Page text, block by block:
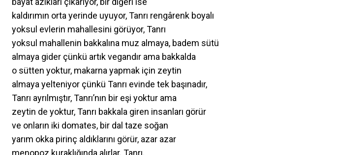
kaldırımın orta yerinde uyuyor, Tanrı rengârenk boyalı
yoksul evlerin mahallesini görüyor, Tanrı
yoksul mahallenin bakkalına muz almaya, badem sütü
almaya gider çünkü artık vegandır ama bakkalda
o sütten yoktur, makarna yapmak için zeytin
almaya yelteniyor çünkü Tanrı evinde tek başınadır,
Tanrı ayrılmıştır, Tanrı’nın bir eşi yoktur ama
zeytin de yoktur, Tanrı bakkala giren insanları görür
ve onların iki domates, bir dal taze soğan
yarım okka pirinç aldıklarını görür, azar azar
menopoz kuraklığında alırlar. Tanrı,